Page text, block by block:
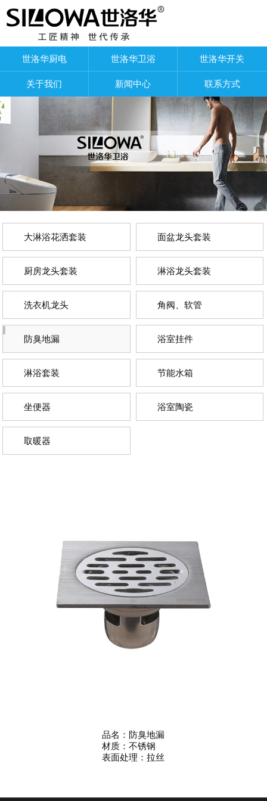
世洛华厨电 世洛华卫浴 世洛华开关
关于我们 新闻中心 联系方式
大淋浴花洒套装 面盆龙头套装
厨房龙头套装 淋浴龙头套装
洗衣机龙头 角阀、软管
防臭地漏 浴室挂件
淋浴套装 节能水箱
坐便器 浴室陶瓷
取暖器
品名：防臭地漏
材质：不锈钢
表面处理：拉丝